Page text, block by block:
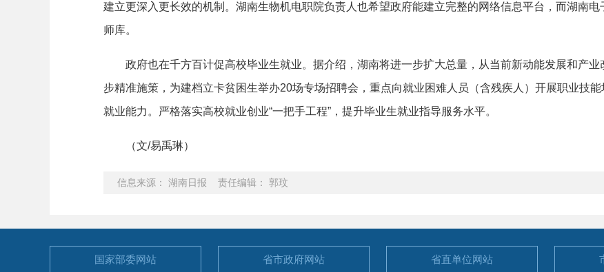
建立更深入更长效的机制。湖南生物机电职院负责人也希望政府能建立完整的网络信息平台，而湖南
师库。
政府也在千方百计促高校毕业生就业。据介绍，湖南将进一步扩大总量，从当前新动能发展和产业
步精准施策，为建档立卡贫困生举办20场专场招聘会，重点向就业困难人员（含残疾人）开展职业技
就业能力。严格落实高校就业创业“一把手工程”，提升毕业生就业指导服务水平。
（文/易禹琳）
信息来源： 湖南日报 责任编辑： 郭玟
国家部委网站 省市政府网站 省直单位网站